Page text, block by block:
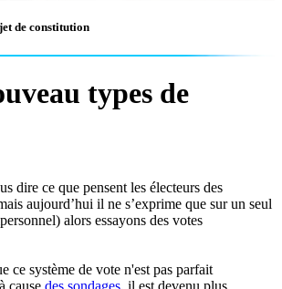
de constitution
types de
dire ce que pensent les électeurs des
aujourd’hui il ne s’exprime que sur un seul
alors essayons des votes
ce système de vote n'est pas parfait